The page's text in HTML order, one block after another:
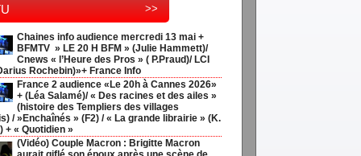
>>
Chaines info audience mercredi 13 mai +
BFMTV » LE 20 H BFM » (Julie Hammett)/
Cnews « l’Heure des Pros » ( P.Praud)/ LCI
Rochebin)»+ France Info
France 2 audience «Le 20h à Cannes 2026»
+ (Léa Salamé)/ « Des racines et des ailes »
(histoire des Templiers des villages
/ »Enchaînés » (F2) / « La grande librairie » (K.
+ « Quotidien »
(Vidéo) Couple Macron : Brigitte Macron